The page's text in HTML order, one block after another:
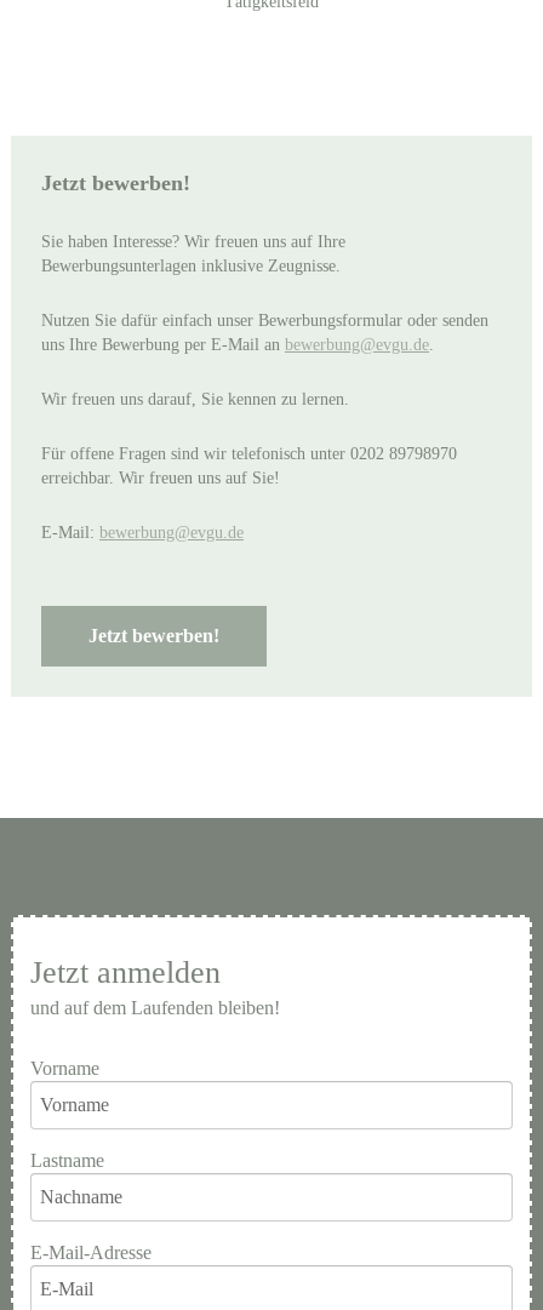
Jetzt bewerben!
Sie haben Interesse? Wir freuen uns auf Ihre
Bewerbungsunterlagen inklusive Zeugnisse.
Nutzen Sie dafür einfach unser Bewerbungsformular oder senden
uns Ihre Bewerbung per E-Mail an bewerbung@evgu.de.
Wir freuen uns darauf, Sie kennen zu lernen.
Für offene Fragen sind wir telefonisch unter 0202 89798970
erreichbar. Wir freuen uns auf Sie!
E-Mail: bewerbung@evgu.de
Jetzt bewerben!
Jetzt anmelden
und auf dem Laufenden bleiben!
Vorname
Lastname
E-Mail-Adresse